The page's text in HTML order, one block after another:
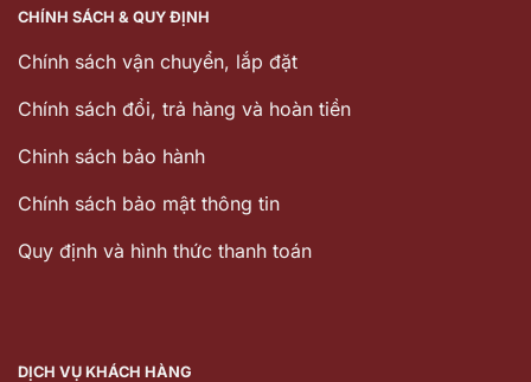
CHÍNH SÁCH & QUY ĐỊNH
Chính sách vận chuyển, lắp đặt
Chính sách đổi, trả hàng và hoàn tiền
Chinh sách bảo hành
Chính sách bảo mật thông tin
Quy định và hình thức thanh toán
DỊCH VỤ KHÁCH HÀNG